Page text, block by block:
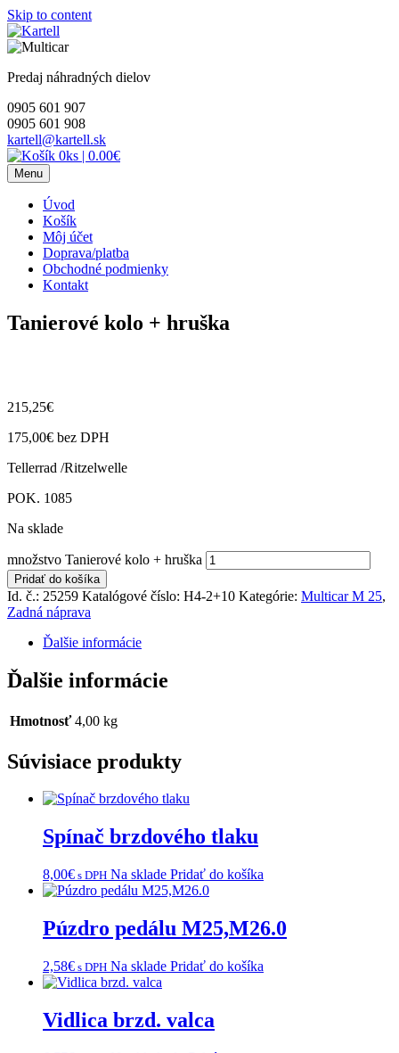
Skip to content
Predaj náhradných dielov
0905 601 907
0905 601 908
kartell@kartell.sk
0ks | 0.00€
Menu
Úvod
Košík
Môj účet
Doprava/platba
Obchodné podmienky
Kontakt
Tanierové kolo + hruška
215,25€
175,00€ bez DPH
Tellerrad /Ritzelwelle
POK. 1085
Na sklade
množstvo Tanierové kolo + hruška
Pridať do košíka
Id. č.: 25259 Katalógové číslo: H4-2+10 Kategórie: Multicar M 25,
Zadná náprava
Ďalšie informácie
Ďalšie informácie
Hmotnosť 4,00 kg
Súvisiace produkty
Spínač brzdového tlaku
8,00€ s DPH Na sklade Pridať do košíka
Púzdro pedálu M25,M26.0
2,58€ s DPH Na sklade Pridať do košíka
Vidlica brzd. valca